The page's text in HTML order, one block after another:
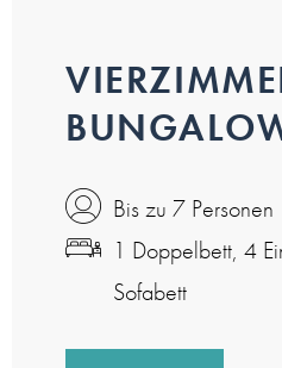
Bis zu 7 Personen
1 Doppelbett, 4
Sofabett